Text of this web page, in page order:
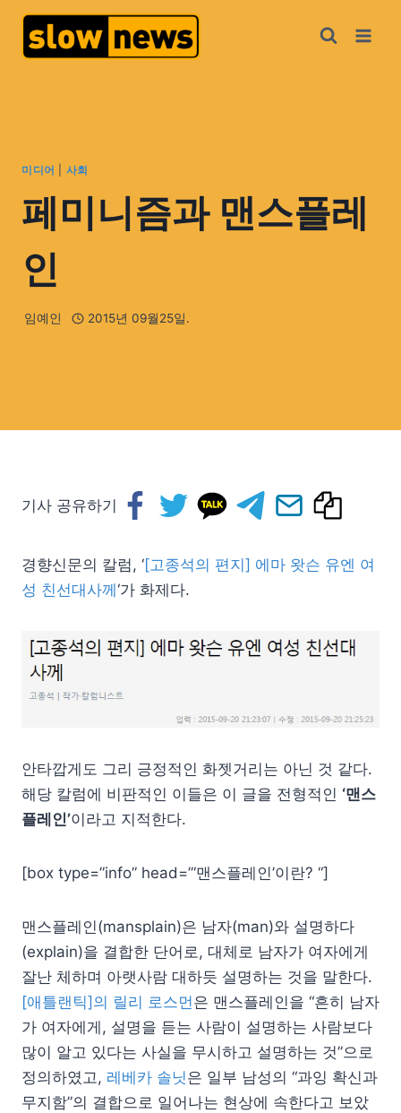
미디어 사회
페미니즘과 맨스플레
인
임예인 2015년 09월25일.
기사 공유하기
경향신문의 칼럼, ‘[고종석의 편지] 에마 왓슨 유엔 여
성 친선대사께‘가 화제다.
안타깝게도 그리 긍정적인 화젯거리는 아닌 것 같다.
해당 칼럼에 비판적인 이들은 이 글을 전형적인 ‘맨스
플레인’이라고 지적한다.
[box type=”info” head=”‘맨스플레인’이란? “]
맨스플레인(mansplain)은 남자(man)와 설명하다
(explain)을 결합한 단어로, 대체로 남자가 여자에게
잘난 체하며 아랫사람 대하듯 설명하는 것을 말한다.
[애틀랜틱]의 릴리 로스먼은 맨스플레인을 “흔히 남자
가 여자에게, 설명을 듣는 사람이 설명하는 사람보다
많이 알고 있다는 사실을 무시하고 설명하는 것”으로
정의하였고, 레베카 솔닛은 일부 남성의 “과잉 확신과
무지함”의 결합으로 일어나는 현상에 속한다고 보았